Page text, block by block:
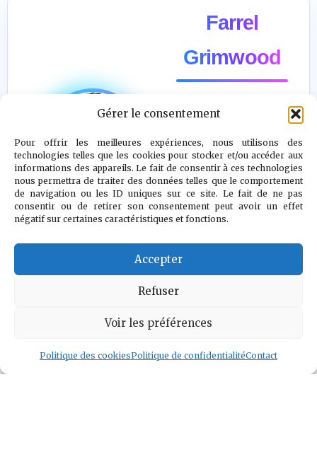
Gérer le consentement
Pour offrir les meilleures expériences, nous utilisons des
technologies telles que les cookies pour stocker et/ou accéder aux
informations des appareils. Le fait de consentir à ces technologies
nous permettra de traiter des données telles que le comportement
de navigation ou les ID uniques sur ce site. Le fait de ne pas
consentir ou de retirer son consentement peut avoir un effet
négatif sur certaines caractéristiques et fonctions.
Accepter
Refuser
Voir les préférences
Politique des cookiesPolitique de confidentialitéContact
Farrel
Grimwood
"Il n’y a pas
d’ennemi. Le
véritable combat
est contre le
doute, la peur et